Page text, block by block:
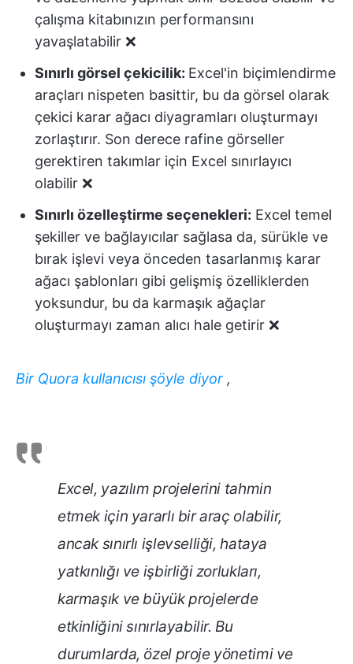
çalışma kitabınızın performansını
yavaşlatabilir ❌
Sınırlı görsel çekicilik: Excel'in biçimlendirme
araçları nispeten basittir, bu da görsel olarak
çekici karar ağacı diyagramları oluşturmayı
zorlaştırır. Son derece rafine görseller
gerektiren takımlar için Excel sınırlayıcı
olabilir ❌
Sınırlı özelleştirme seçenekleri: Excel temel
şekiller ve bağlayıcılar sağlasa da, sürükle ve
bırak işlevi veya önceden tasarlanmış karar
ağacı şablonları gibi gelişmiş özelliklerden
yoksundur, bu da karmaşık ağaçlar
oluşturmayı zaman alıcı hale getirir ❌
Bir Quora kullanıcısı şöyle diyor ,
Excel, yazılım projelerini tahmin
etmek için yararlı bir araç olabilir,
ancak sınırlı işlevselliği, hataya
yatkınlığı ve işbirliği zorlukları,
karmaşık ve büyük projelerde
etkinliğini sınırlayabilir. Bu
durumlarda, özel proje yönetimi ve